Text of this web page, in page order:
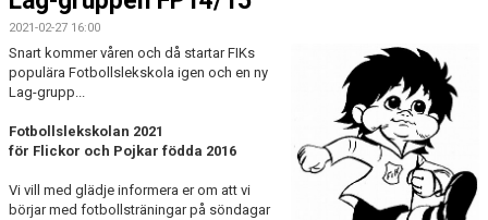
BILDGALLERI
FOTBOLL
MEDLEM
2021-02-27 16:00
Snart kommer våren och då startar FIKs
populära Fotbollslekskola igen och en ny
Lag-grupp...
Fotbollslekskolan 2021
för Flickor och Pojkar födda 2016
Vi vill med glädje informera er om att vi
börjar med fotbollsträningar på söndagar